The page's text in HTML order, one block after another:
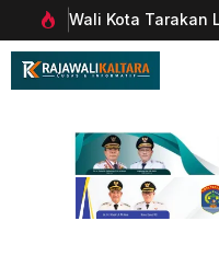
Langsung
ke
Wali Kota Tarakan
sebagai Sekda